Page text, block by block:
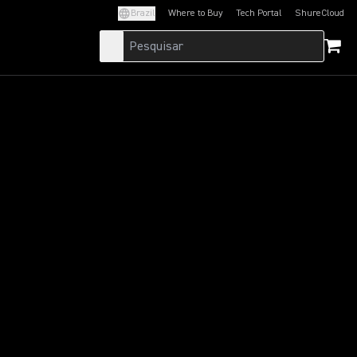
Brazil Where to Buy Tech Portal
(Opens in a new tab)ShureCloud
(Opens in a new